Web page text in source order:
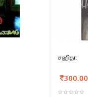
சஹிதா
300.00